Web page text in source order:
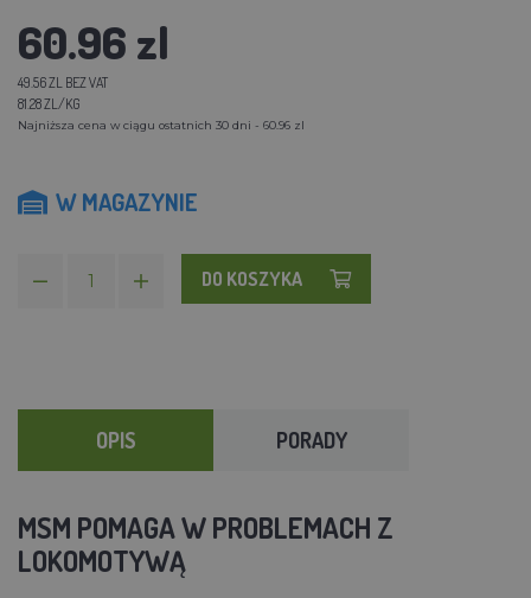
60.96 zl
49.56 ZL BEZ VAT
81.28 ZL/KG
Najniższa cena w ciągu ostatnich 30 dni - 60.96 zl
W MAGAZYNIE
DO KOSZYKA
OPIS PORADY
MSM POMAGA W PROBLEMACH Z
LOKOMOTYWĄ